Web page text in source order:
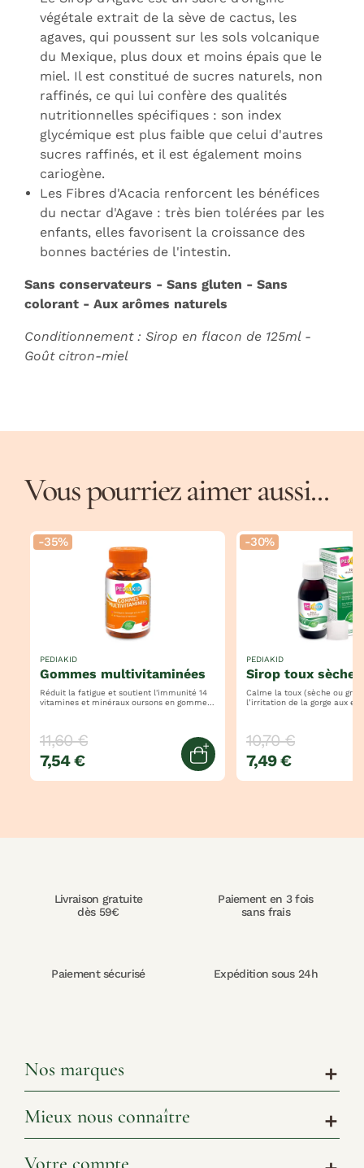
végétale extrait de la sève de cactus, les
agaves, qui poussent sur les sols volcanique
du Mexique, plus doux et moins épais que le
miel. Il est constitué de sucres naturels, non
raffinés, ce qui lui confère des qualités
nutritionnelles spécifiques : son index
glycémique est plus faible que celui d'autres
sucres raffinés, et il est également moins
cariogène.
Les Fibres d'Acacia renforcent les bénéfices
du nectar d'Agave : très bien tolérées par les
enfants, elles favorisent la croissance des
bonnes bactéries de l'intestin.
Sans conservateurs - Sans gluten - Sans
colorant - Aux arômes naturels
Conditionnement : Sirop en flacon de 125ml -
Goût citron-miel
Vous pourriez aimer aussi...
au panier
-35%
gommes multivitaminées
PEDIAKID
Réduit la fatigue et soutient l'immunité 14
vitamines et minéraux oursons en gomme -
11,60 €
7,54 €
Ajouter au panier
-30%
sirop toux sèche
PEDIAKID
Calme la toux (sèche ou grasse)
l’irritation de la gorge aux extraits de
10,70 €
7,49 €
Livraison gratuite
dès 59€
Paiement en 3 fois
sans frais
Paiement sécurisé Expédition sous 24h
Nos marques add
Mieux nous connaître add